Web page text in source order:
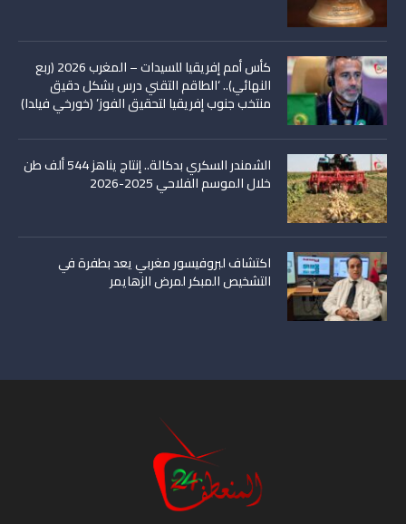
كأس أمم إفريقيا للسيدات – المغرب 2026 (ربع
النهائي).. ‘الطاقم التقني درس بشكل دقيق
منتخب جنوب إفريقيا لتحقيق الفوز’ (خورخي فيلدا)
الشمندر السكري بدكالة.. إنتاج يناهز 544 ألف طن
خلال الموسم الفلاحي 2025-2026
اكتشاف لبروفيسور مغربي يعد بطفرة في
التشخيص المبكر لمرض الزهايمر